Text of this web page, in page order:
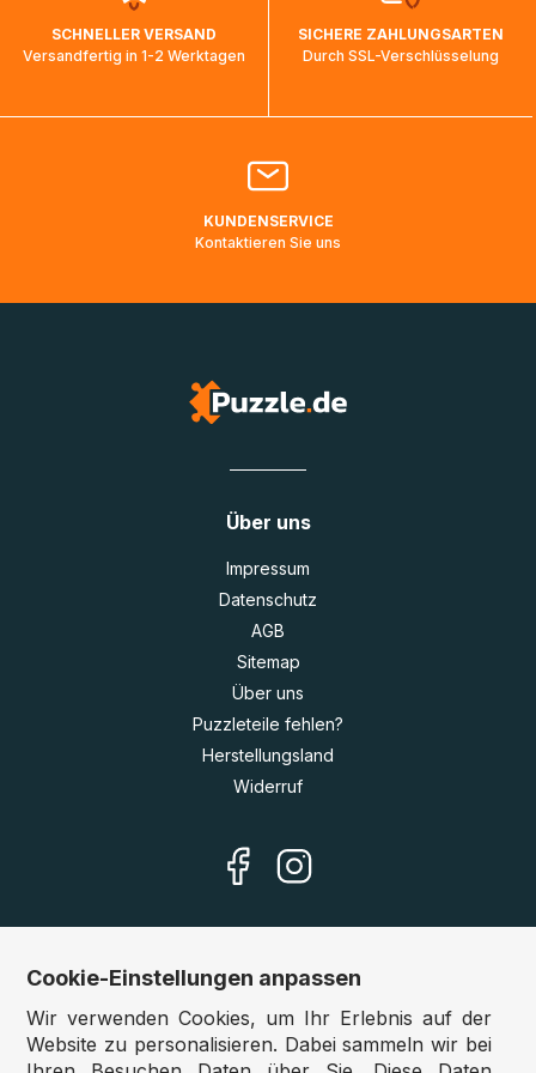
ankommen und von der dortigen Zustellorganisation weiter
bearbeitet werden.
Bitte kontaktieren Sie denKundenservicefalls Ihr Paket
Lieferadressen in Deutschland oder Europa mehrere Tage
SCHNELLER VERSAND
Versandfertig in 1-2 Werktagen
SICHERE ZAHLUNGSARTEN
Durch SSL-Verschlüsselung
KUNDENSERVICE
Kontaktieren Sie uns
Über uns
Impressum
Datenschutz
AGB
Sitemap
Über uns
Puzzleteile fehlen?
Herstellungsland
Widerruf
Unsere Shops
Deutschland:www.puzzle.de
Cookie-Einstellungen anpassen
Wir verwenden Cookies, um Ihr Erlebnis auf der
Website zu personalisieren. Dabei sammeln wir bei